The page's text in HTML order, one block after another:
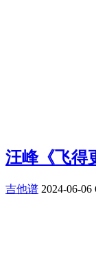
汪峰《飞得
吉他谱 2024-06-06